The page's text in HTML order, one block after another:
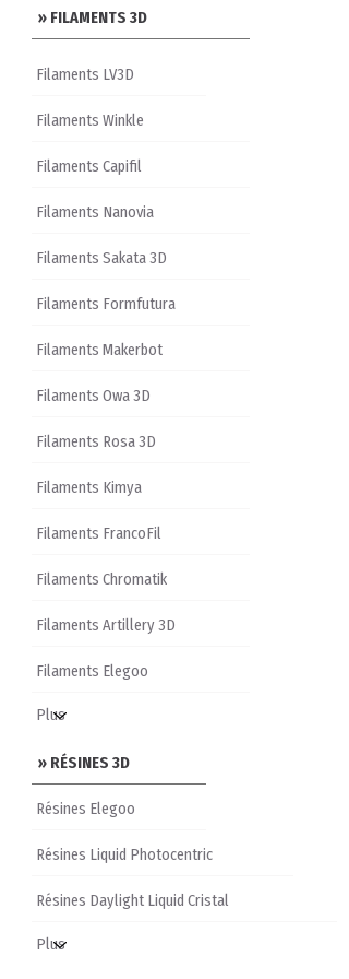
» FILAMENTS 3D
Filaments LV3D
Filaments Winkle
Filaments Capifil
Filaments Nanovia
Filaments Sakata 3D
Filaments Formfutura
Filaments Makerbot
Filaments Owa 3D
Filaments Rosa 3D
Filaments Kimya
Filaments FrancoFil
Filaments Chromatik
Filaments Artillery 3D
Filaments Elegoo
» RÉSINES 3D
Résines Elegoo
Résines Liquid Photocentric
Résines Daylight Liquid Cristal